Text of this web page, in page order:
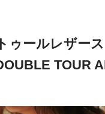
ゥールレザー
TOUR